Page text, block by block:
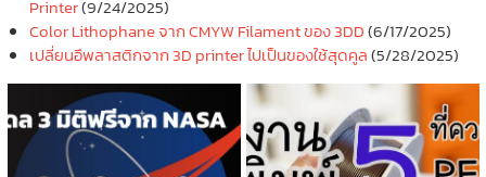
Printer(9/24/2025)
Color Lithophane จาก CMYW Filament ของ 3DD(6/17/2025)
เปลี่ยนอึพลาสติกจาก 3D printer ไปเป็นของใช้สุดคูล(5/28/2025)